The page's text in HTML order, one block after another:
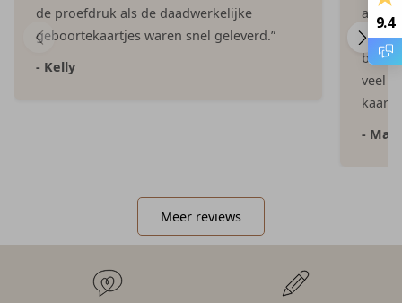
9.4
de proefdruk als de daadwerkelijke
geboortekaartjes waren snel geleverd.”
- Kelly
Dijs.
bij
veel
-
Meer reviews